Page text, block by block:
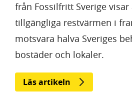
från Fossilfritt Sverige visar
tillgängliga restvärmen i
motsvara halva Sveriges
bostäder och lokaler.
Läs artikeln